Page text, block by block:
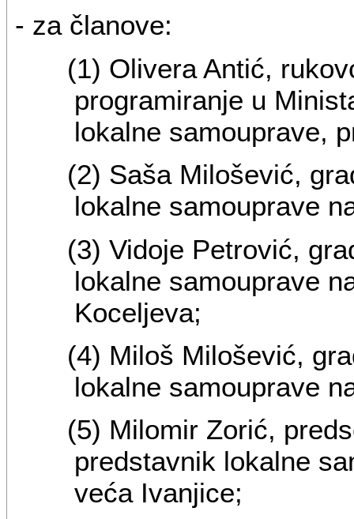
- za članove:
(1) Olivera Antić,
programiranje u
lokalne samouprave,
(2) Saša Milošević,
lokalne samouprave
(3) Vidoje Petrović,
lokalne samouprave
Koceljeva;
(4) Miloš Milošević,
lokalne samouprave
(5) Milomir Zorić,
predstavnik lokalne
veća Ivanjice;